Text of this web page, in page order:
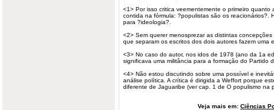
<1> Por isso critica veementemente o primeiro quanto
contida na fórmula: ?populistas são os reacionários?.
para ?ideologia?.
<2> Sem querer menosprezar as distintas
que separam os escritos dos dois autores fazem uma
<3> No caso do autor, nos idos de 1978 (ano da 1a
significava uma militância para a formação do Partido
<4> Não estou discutindo sobre uma possível e
análise política. A crítica é dirigida a Weffort porque
diferente de Jaguaribe (ver cap. 1 de O populismo na
Veja mais em: Ciências